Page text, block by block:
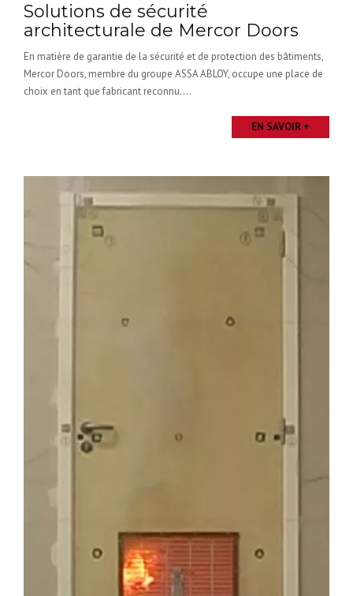
Solutions de sécurité
architecturale de Mercor Doors
En matière de garantie de la sécurité et de protection des bâtiments,
Mercor Doors, membre du groupe ASSA ABLOY, occupe une place de
choix en tant que fabricant reconnu....
EN SAVOIR +